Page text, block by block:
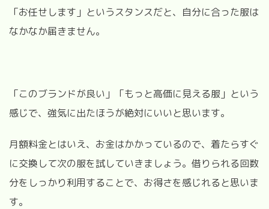
「お任せします」というスタンスだと、自分に合った服は
なかなか届きません。
「このブランドが良い」「もっと高価に見える服」という
感じで、強気に出たほうが絶対にいいと思います。
月額料金とはいえ、お金はかかっているので、着たらすぐ
に交換して次の服を試していきましょう。借りられる回数
分をしっかり利用することで、お得さを感じれると思いま
す。